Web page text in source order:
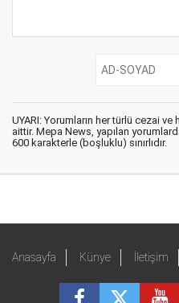
UYARI: Yorumların her türlü cezai
aittir. Mepa News, yapılan
600 karakterle (boşluklu) sınırlıdır.
Anasayfa Künye İletişim